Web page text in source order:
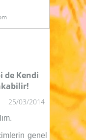
de Kendi
25/03/2014
genel